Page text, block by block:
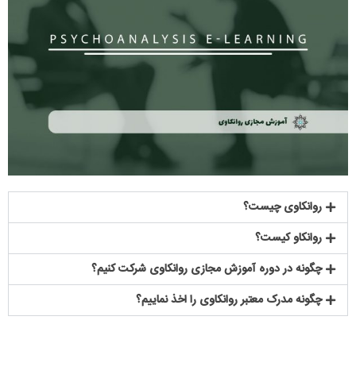
روانکاوی چیست؟
روانکاو کیست؟
چگونه در دوره آموزش مجازی روانکاوی شرکت کنیم؟
چگونه مدرک معتبر روانکاوی را اخذ نماییم؟